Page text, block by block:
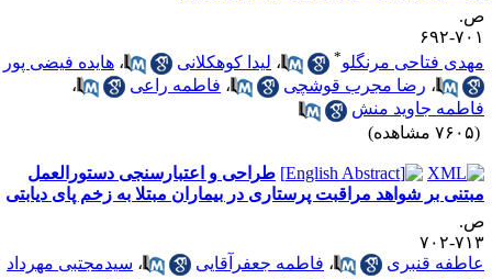
۶۹۲
فتاحی مرنگلو* ،لیدا کوهکلانی ،هایده فیضی پور
،رضا مجرب قوشچی ،فاطمه راعی
،
جاوید منش
طراحی و اعتبارسنجی دستورالعمل
بر شواهد مراقبت پرستاری در بیماران مبتلا به زخم پای دیابتی
۷۰۲
قنبری
،فاطمه جعفرآقایی ،سیدمجتبی مهرداد